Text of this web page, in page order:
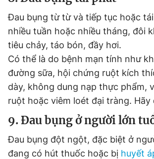
Đau bụng từ từ và tiếp tục hoặc
nhiều tuần hoặc nhiều tháng, đôi
tiêu chảy, táo bón, đầy hơi.
Có thể là do bệnh mạn tính như
đường sữa, hội chứng ruột kích
dày, không dung nạp thực phẩm,
ruột hoặc viêm loét đại tràng. Hãy
9. Đau bụng ở người lớn
Đau bụng đột ngột, đặc biệt ở
đang có hút thuốc hoặc bị huyết